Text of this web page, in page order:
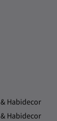
Habidecor
Habidecor